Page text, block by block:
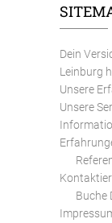
Dein
Leinburg
Unsere
Unsere
Buche